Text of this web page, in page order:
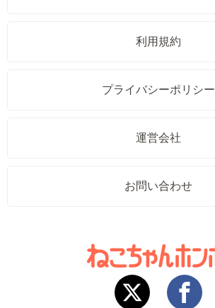
利用規約
プライバシーポリシー
運営会社
お問い合わせ